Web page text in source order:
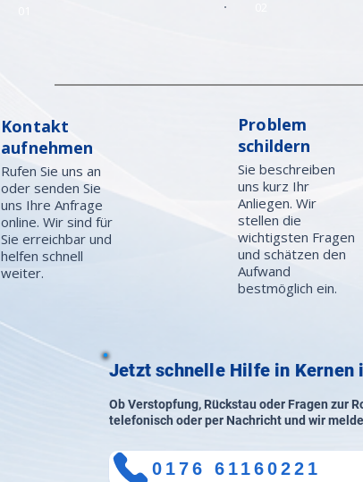
Kontakt
aufnehmen
Rufen Sie uns an
oder senden Sie
uns Ihre Anfrage
online. Wir sind für
Sie erreichbar und
helfen schnell
weiter.
Problem
schildern
Sie beschreiben
uns kurz Ihr
Anliegen. Wir
stellen die
wichtigsten Fragen
und schätzen den
Aufwand
bestmöglich ein.
Jetzt schnelle Hilfe in Kernen
Ob Verstopfung, Rückstau oder Fragen zur
telefonisch oder per Nachricht und wir
0176 61160221